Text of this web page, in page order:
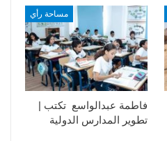
مساحة رأي
فاطمة عبدالواسع تكتب |
تطوير المدارس الدولية